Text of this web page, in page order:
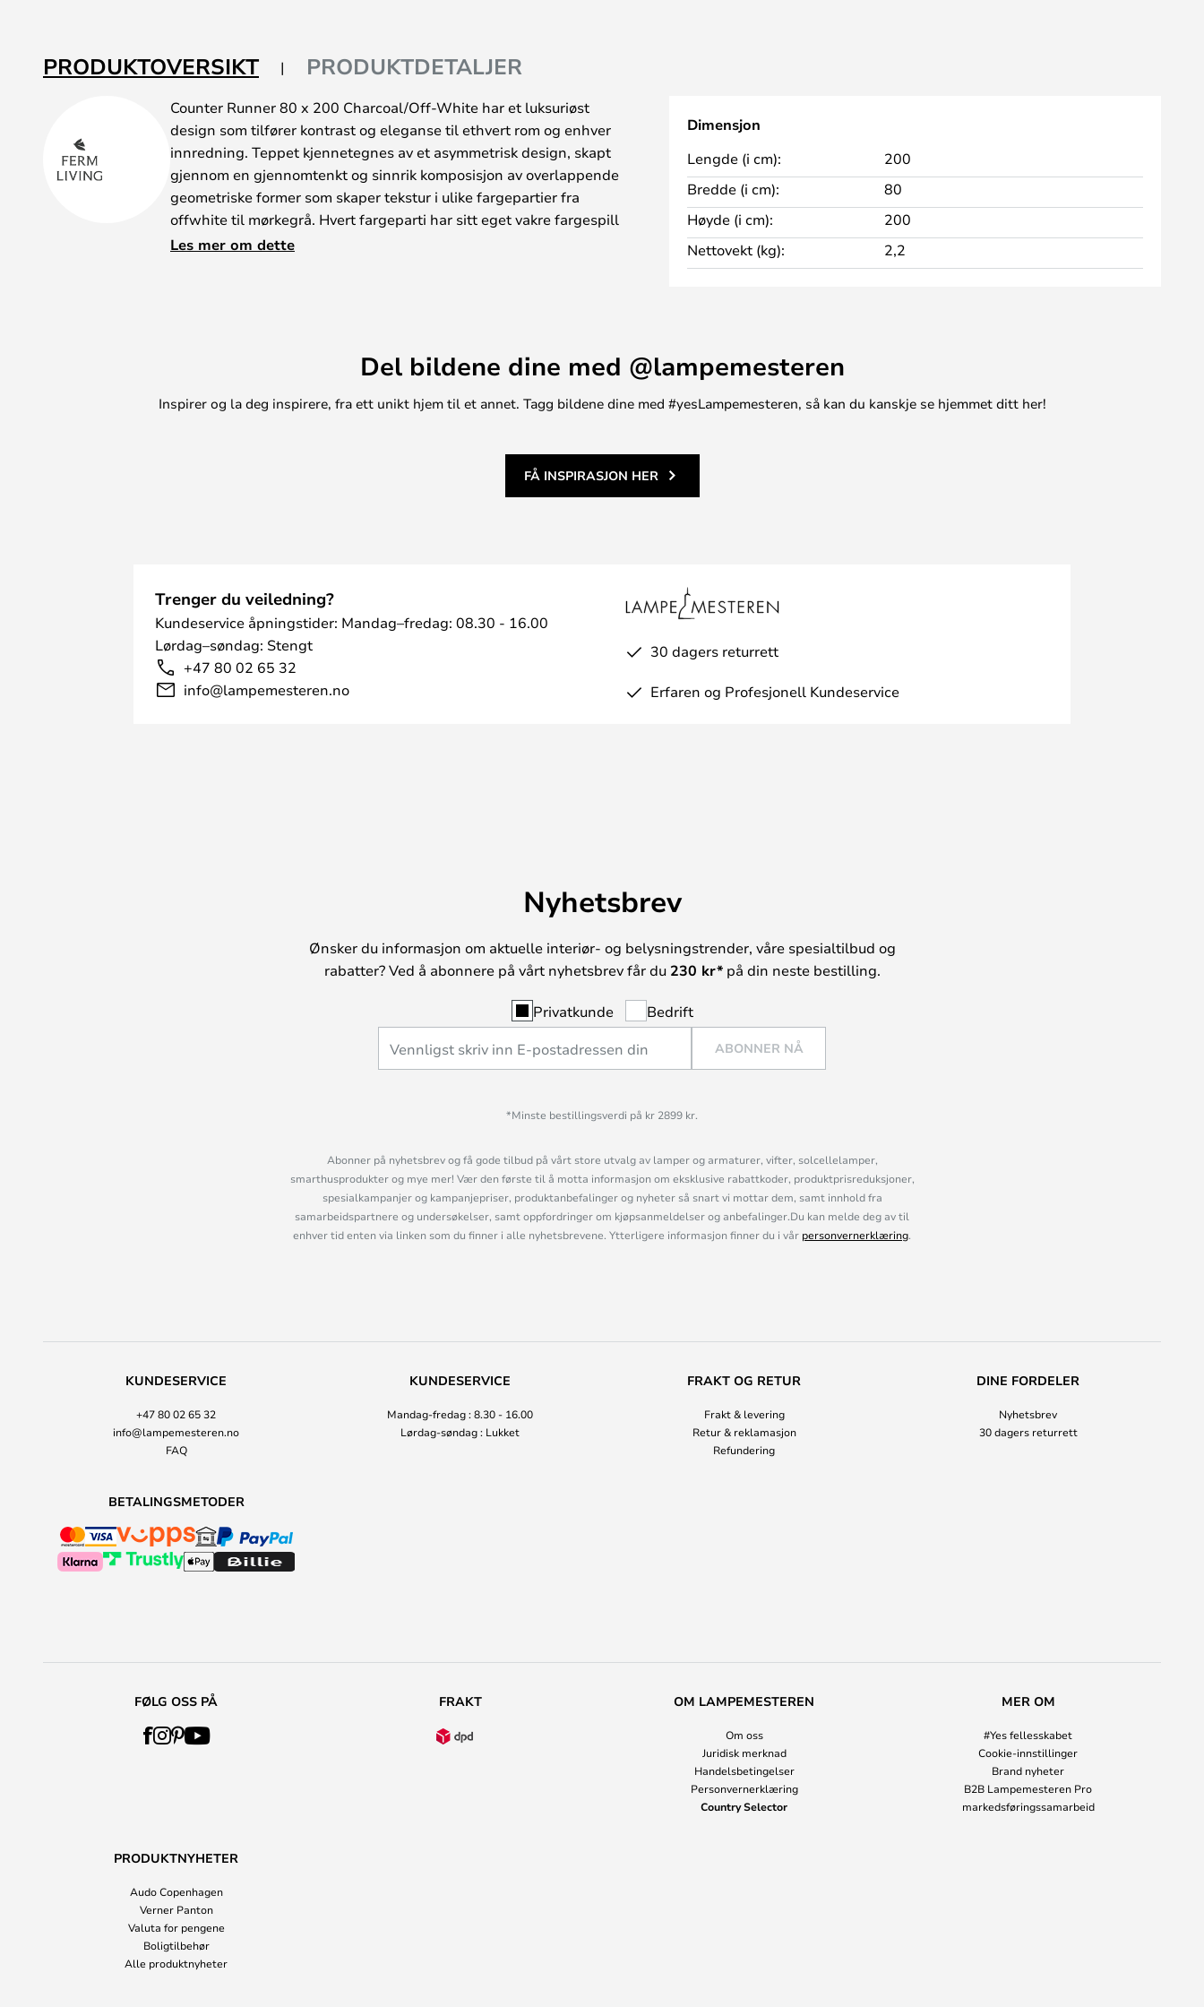
PRODUKTOVERSIKT PRODUKTDETALJER
Counter Runner 80 x 200 Charcoal/Off-White har et luksuriøst
design som tilfører kontrast og eleganse til ethvert rom og enhver
innredning. Teppet kjennetegnes av et asymmetrisk design, skapt
gjennom en gjennomtenkt og sinnrik komposisjon av overlappende
geometriske former som skaper tekstur i ulike fargepartier fra
offwhite til mørkegrå. Hvert fargeparti har sitt eget vakre fargespill
som skaper et naturlig mønster på teppets overflate. To av kantene
du ønsker å dekorere med teppet. Begge teppene er håndvevd i
100 % ull, og begge har det samme vakre designet og den samme
flotte fargepaletten.
Les mer om dette
Dimensjon
Lengde (i cm):
200
Bredde (i cm):
80
Høyde (i cm):
200
Nettovekt (kg):
2,2
Del bildene dine med @lampemesteren
Inspirer og la deg inspirere, fra ett unikt hjem til et annet. Tagg bildene dine med #yesLampemesteren, så kan du kanskje se hjemmet ditt her!
FÅ INSPIRASJON HER
Trenger du veiledning?
Kundeservice åpningstider: Mandag–fredag: 08.30 - 16.00
Lørdag–søndag: Stengt
+47 80 02 65 32
info@lampemesteren.no
30 dagers returrett
Erfaren og Profesjonell Kundeservice
Nyhetsbrev
Ønsker du informasjon om aktuelle interiør- og belysningstrender, våre spesialtilbud og
rabatter? Ved å abonnere på vårt nyhetsbrev får du 230 kr*på din neste bestilling.
Privatkunde Bedrift
ABONNER NÅ
*Minste bestillingsverdi på kr 2899 kr.
Abonner på nyhetsbrev og få gode tilbud på vårt store utvalg av lamper og armaturer, vifter, solcellelamper,
smarthusprodukter og mye mer! Vær den første til å motta informasjon om eksklusive rabattkoder, produktprisreduksjoner,
spesialkampanjer og kampanjepriser, produktanbefalinger og nyheter så snart vi mottar dem, samt innhold fra
samarbeidspartnere og undersøkelser, samt oppfordringer om kjøpsanmeldelser og anbefalinger.Du kan melde deg av til
enhver tid enten via linken som du finner i alle nyhetsbrevene. Ytterligere informasjon finner du i vår personvernerklæring.
KUNDESERVICE
+47 80 02 65 32
info@lampemesteren.no
FAQ
KUNDESERVICE
Mandag-fredag : 8.30 - 16.00
Lørdag-søndag : Lukket
FRAKT OG RETUR
Frakt & levering
Retur & reklamasjon
Refundering
DINE FORDELER
Nyhetsbrev
30 dagers returrett
BETALINGSMETODER
FØLG OSS PÅ FRAKT OM LAMPEMESTEREN
Om oss
Juridisk merknad
Handelsbetingelser
Personvernerklæring
Country Selector
MER OM
#Yes fellesskabet
Cookie-innstillinger
Brand nyheter
B2B Lampemesteren Pro
markedsføringssamarbeid
PRODUKTNYHETER
Audo Copenhagen
Verner Panton
Valuta for pengene
Boligtilbehør
Alle produktnyheter